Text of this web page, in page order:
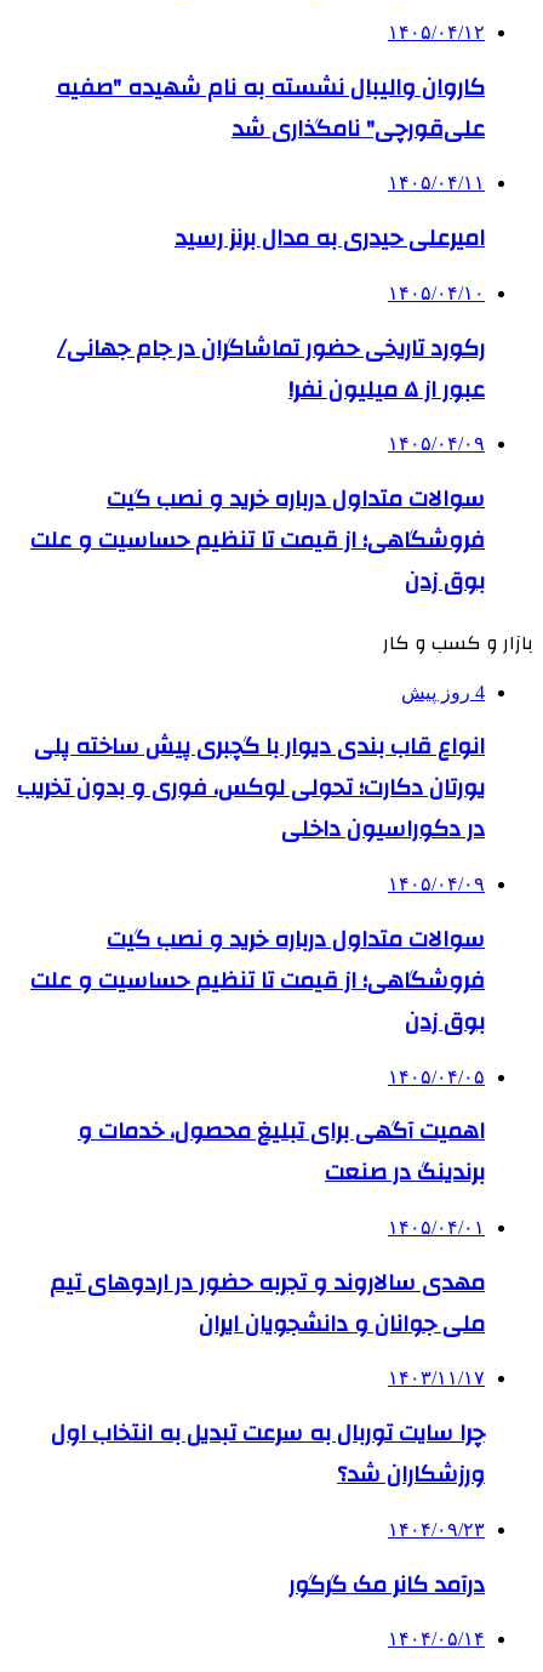
۱۴۰۵/۰۴/۱۲
کاروان والیبال نشسته به نام شهیده "صفیه
علی‌قورچی" نامگذاری شد
۱۴۰۵/۰۴/۱۱
امیرعلی حیدری به مدال برنز رسید
۱۴۰۵/۰۴/۱۰
رکورد تاریخی حضور تماشاگران در جام جهانی/
عبور از ۵ میلیون نفر!
۱۴۰۵/۰۴/۰۹
سوالات متداول درباره خرید و نصب گیت
فروشگاهی؛ از قیمت تا تنظیم حساسیت و علت
بوق زدن
بازار و کسب و کار
4 روز پیش
انواع قاب بندی دیوار با گچبری پیش ساخته پلی
یورتان دکارت؛ تحولی لوکس، فوری و بدون تخریب
در دکوراسیون داخلی
۱۴۰۵/۰۴/۰۹
سوالات متداول درباره خرید و نصب گیت
فروشگاهی؛ از قیمت تا تنظیم حساسیت و علت
بوق زدن
۱۴۰۵/۰۴/۰۵
اهمیت آگهی برای تبلیغ محصول، خدمات و
برندینگ در صنعت
۱۴۰۵/۰۴/۰۱
مهدی سالاروند و تجربه حضور در اردوهای تیم
ملی جوانان و دانشجویان ایران
۱۴۰۳/۱۱/۱۷
چرا سایت توربال به ‌سرعت تبدیل به انتخاب اول
ورزشکاران شد؟
۱۴۰۴/۰۹/۲۳
درآمد کانر مک گرگور
۱۴۰۴/۰۵/۱۴